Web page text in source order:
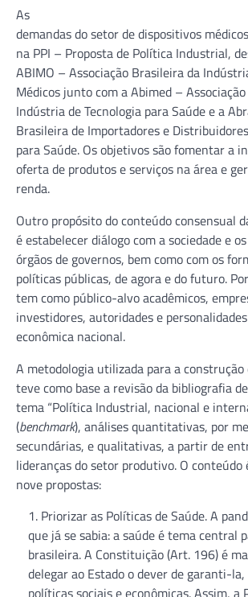
As
demandas do setor de dispositivos
na PPI – Proposta de Política Industrial,
ABIMO – Associação Brasileira da
Médicos junto com a Abimed –
Indústria de Tecnologia para Saúde e a
Brasileira de Importadores e
para Saúde. Os objetivos são fomentar a
oferta de produtos e serviços na área e
renda.
Outro propósito do conteúdo consensual
é estabelecer diálogo com a sociedade e
órgãos de governos, bem como com os
políticas públicas, de agora e do futuro.
tem como público-alvo acadêmicos,
investidores, autoridades e
econômica nacional.
A metodologia utilizada para a
teve como base a revisão da bibliografia
tema “Política Industrial, nacional e
(benchmark), análises quantitativas, por
secundárias, e qualitativas, a partir de
lideranças do setor produtivo. O conteúdo
nove propostas:
Priorizar as Políticas de Saúde. A
que já se sabia: a saúde é tema central
brasileira. A Constituição (Art. 196) é
delegar ao Estado o dever de garanti-
políticas sociais e econômicas. Assim,